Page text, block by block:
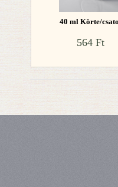
40 ml Körte/
564 Ft